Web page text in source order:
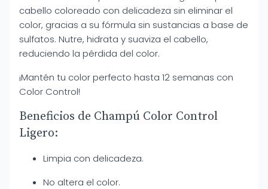
cabello coloreado con delicadeza sin eliminar el
color, gracias a su fórmula sin sustancias a base de
sulfatos. Nutre, hidrata y suaviza el cabello,
reduciendo la pérdida del color.
¡Mantén tu color perfecto hasta 12 semanas con
Color Control!
Beneficios de Champú Color Control
Ligero:
Limpia con delicadeza.
No altera el color.